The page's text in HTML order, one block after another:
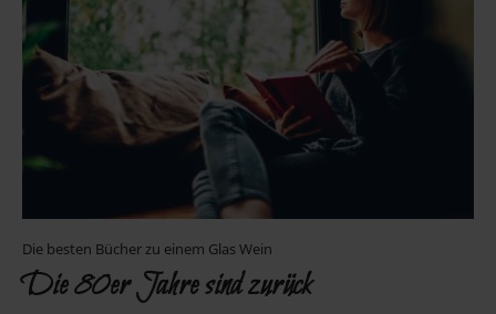
Die besten Bücher zu einem Glas Wein
Die 80er Jahre sind zurück